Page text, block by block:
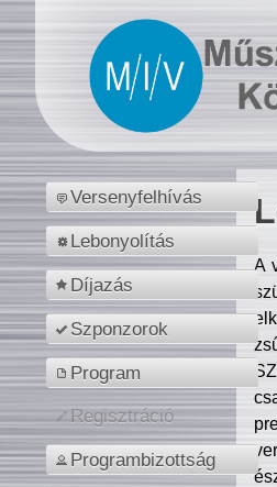
Versenyfelhívás
Lebonyolítás
Díjazás
Szponzorok
Program
Regisztráció
Programbizottság
A